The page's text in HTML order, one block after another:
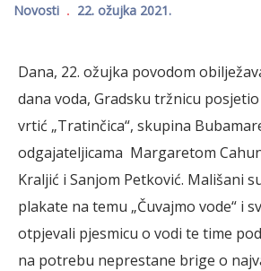
Novosti 22. ožujka 2021.
Dana, 22. ožujka povodom
dana voda, Gradsku tržnicu
vrtić „Tratinčica“, skupina
odgajateljicama Margaretom
Kraljić i Sanjom Petković. Mališani
plakate na temu „Čuvajmo vode“ i
otpjevali pjesmicu o vodi te time
na potrebu neprestane brige o